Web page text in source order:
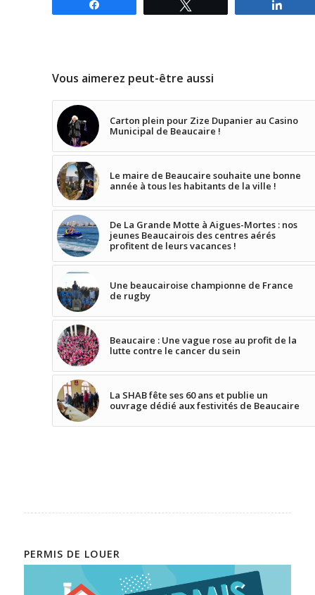
Vous aimerez peut-être aussi
Carton plein pour Zize Dupanier au Casino
Municipal de Beaucaire !
Le maire de Beaucaire souhaite une bonne
année à tous les habitants de la ville !
De La Grande Motte à Aigues-Mortes : nos
jeunes Beaucairois des centres aérés
profitent de leurs vacances !
Une beaucairoise championne de France
de rugby
Beaucaire : Une vague rose au profit de la
lutte contre le cancer du sein
La SHAB fête ses 60 ans et publie un
ouvrage dédié aux festivités de Beaucaire
PERMIS DE LOUER